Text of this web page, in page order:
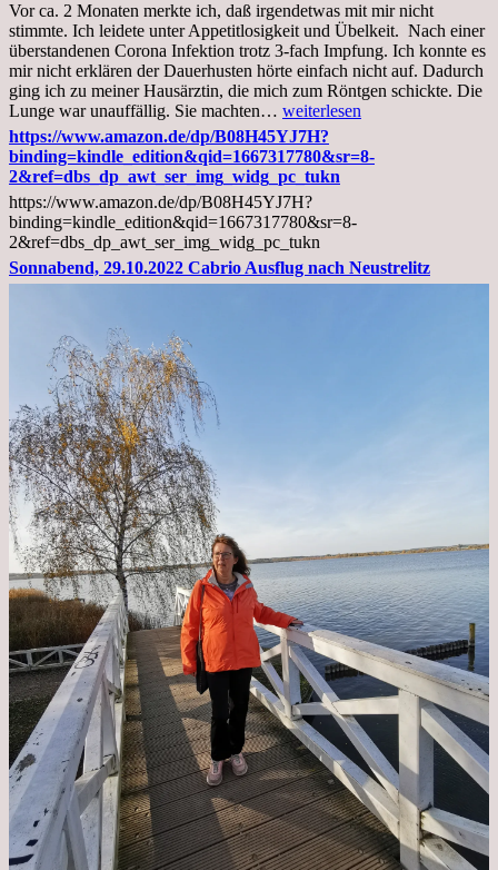
Vor ca. 2 Monaten merkte ich, daß irgendetwas mit mir nicht
stimmte. Ich leidete unter Appetitlosigkeit und Übelkeit. Nach einer
überstandenen Corona Infektion trotz 3-fach Impfung. Ich konnte es
mir nicht erklären der Dauerhusten hörte einfach nicht auf. Dadurch
ging ich zu meiner Hausärztin, die mich zum Röntgen schickte. Die
Lunge war unauffällig. Sie machten… Mittwoch,
02.11.2022,
Arztgespräch
und
Diagnose
Lebermetastasen
weiterlesen
https://www.amazon.de/dp/B08H45YJ7H?
binding=kindle_edition&qid=1667317780&sr=8-
2&ref=dbs_dp_awt_ser_img_widg_pc_tukn
https://www.amazon.de/dp/B08H45YJ7H?
binding=kindle_edition&qid=1667317780&sr=8-
2&ref=dbs_dp_awt_ser_img_widg_pc_tukn
Sonnabend, 29.10.2022 Cabrio Ausflug nach Neustrelitz